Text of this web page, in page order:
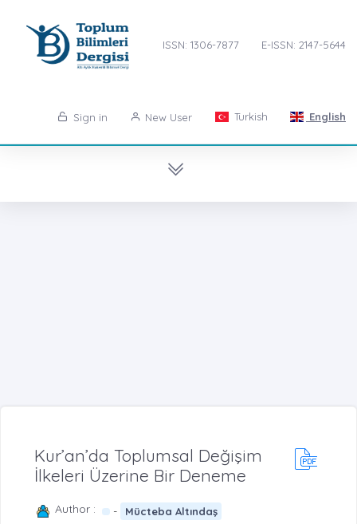
ISSN: 1306-7877 E-ISSN: 2147-5644
Sign in New User Turkish English
Kur’an’da Toplumsal Değişim
İlkeleri Üzerine Bir Deneme
Author : - Mücteba Altındaş